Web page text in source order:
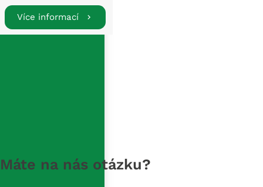
Více informací
Máte na nás otázku?